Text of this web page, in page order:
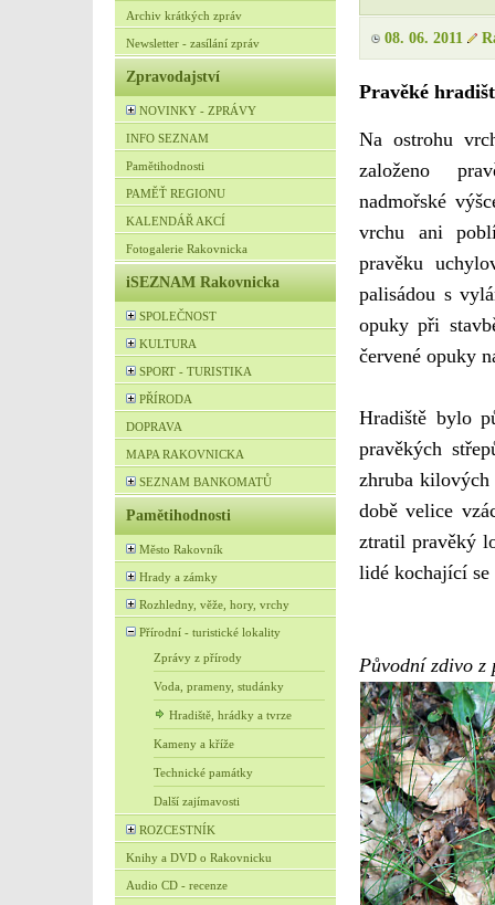
Archiv krátkých zpráv
Newsletter - zasílání zpráv
Zpravodajství
NOVINKY - ZPRÁVY
INFO SEZNAM
Pamětihodnosti
PAMĚŤ REGIONU
KALENDÁŘ AKCÍ
Fotogalerie Rakovnicka
iSEZNAM Rakovnicka
SPOLEČNOST
KULTURA
SPORT - TURISTIKA
PŘÍRODA
DOPRAVA
MAPA RAKOVNICKA
SEZNAM BANKOMATŮ
Pamětihodnosti
Město Rakovník
Hrady a zámky
Rozhledny, věže, hory, vrchy
Přírodní - turistické lokality
Zprávy z přírody
Voda, prameny, studánky
Hradiště, hrádky a tvrze
Kameny a kříže
Technické památky
Další zajímavosti
ROZCESTNÍK
Knihy a DVD o Rakovnicku
Audio CD - recenze
08. 06. 2011
Pravěké
Na ostrohu
založeno
nadmořské
vrchu ani
pravěku
palisádou s
opuky při
červené opuky
Hradiště bylo
pravěkých
zhruba
době velice
ztratil pravěký
lidé kochající se
Původní zdivo z